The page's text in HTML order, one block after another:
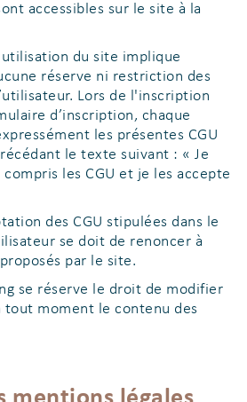
accessibles sur le site à la
du site implique
réserve ni restriction des
Lors de l'inscription
d’inscription, chaque
les présentes CGU
le texte suivant : « Je
les CGU et je les accepte
des CGU stipulées dans le
se doit de renoncer à
par le site.
se réserve le droit de modifier
moment le contenu des